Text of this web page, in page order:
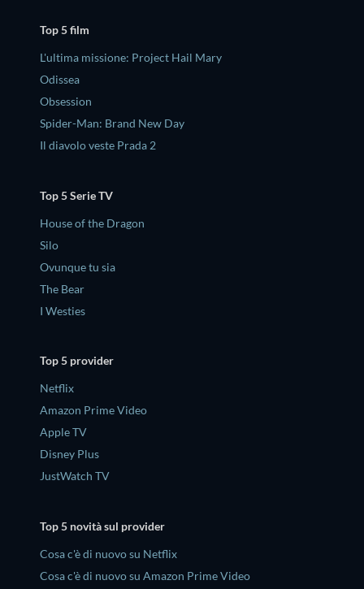
Top 5 film
L'ultima missione: Project Hail Mary
Odissea
Obsession
Spider-Man: Brand New Day
Il diavolo veste Prada 2
Top 5 Serie TV
House of the Dragon
Silo
Ovunque tu sia
The Bear
I Westies
Top 5 provider
Netflix
Amazon Prime Video
Apple TV
Disney Plus
JustWatch TV
Top 5 novità sul provider
Cosa c'è di nuovo su Netflix
Cosa c'è di nuovo su Amazon Prime Video